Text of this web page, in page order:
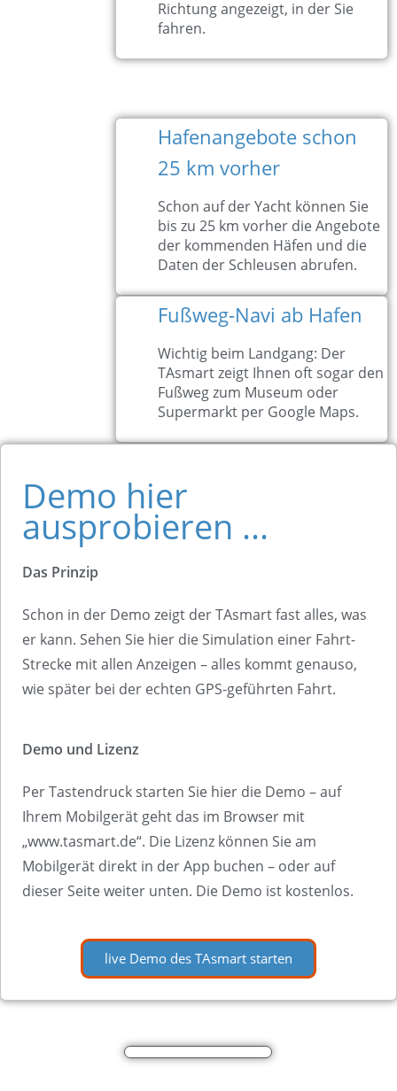
Richtung angezeigt, in der Sie
fahren.
Hafenangebote schon
25 km vorher
Schon auf der Yacht können Sie
bis zu 25 km vorher die Angebote
der kommenden Häfen und die
Daten der Schleusen abrufen.
Fußweg-Navi ab Hafen
Wichtig beim Landgang: Der
TAsmart zeigt Ihnen oft sogar den
Fußweg zum Museum oder
Supermarkt per Google Maps.
Demo hier
ausprobieren ...
Das Prinzip
Schon in der Demo zeigt der TAsmart fast alles, was
er kann. Sehen Sie hier die Simulation einer Fahrt-
Strecke mit allen Anzeigen – alles kommt genauso,
wie später bei der echten GPS-geführten Fahrt.
Demo und Lizenz
Per Tastendruck starten Sie hier die Demo – auf
Ihrem Mobilgerät geht das im Browser mit
„www.tasmart.de“. Die Lizenz können Sie am
Mobilgerät direkt in der App buchen – oder auf
dieser Seite weiter unten. Die Demo ist kostenlos.
live Demo des TAsmart starten